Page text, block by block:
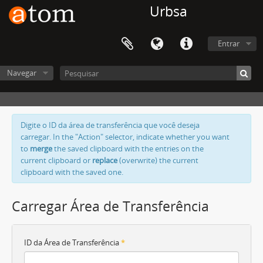
Urbsa
Entrar
Navegar
Digite o ID da área de transferência que você deseja
carregar. In the "Action" selector, indicate whether you want
to mergethe saved clipboard with the entries on the
current clipboard or replace(overwrite) the current
clipboard with the saved one.
Carregar Área de Transferência
ID da Área de Transferência*